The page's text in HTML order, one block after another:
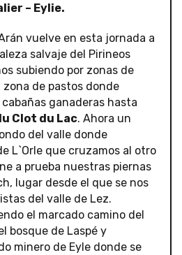
– Eylie.
vuelve en esta jornada a
salvaje del Pirineos
subiendo por zonas de
zona de pastos donde
ganaderas hasta
Clot du Lac. Ahora un
del valle donde
L`Orle que cruzamos al otro
a prueba nuestras piernas
lugar desde el que se nos
del valle de Lez.
el marcado camino del
bosque de Laspé y
minero de Eyle donde se